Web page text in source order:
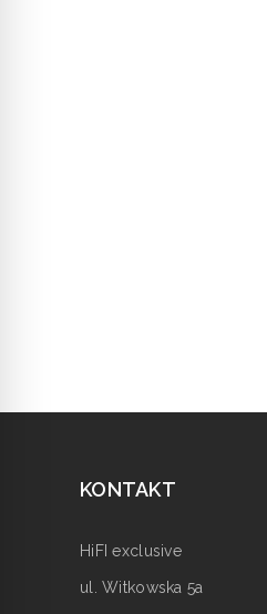
KONTAKT
HiFI exclusive
ul. Witkowska 5a